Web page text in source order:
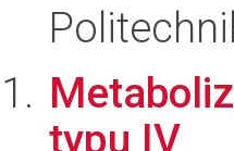
typu IV